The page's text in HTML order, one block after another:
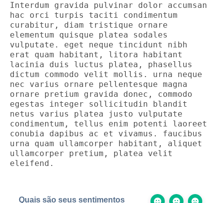
Interdum gravida pulvinar dolor accumsan
hac orci turpis taciti condimentum
curabitur, diam tristique ornare
elementum quisque platea sodales
vulputate. eget neque tincidunt nibh
erat quam habitant, litora habitant
lacinia duis luctus platea, phasellus
dictum commodo velit mollis. urna neque
nec varius ornare pellentesque magna
ornare pretium gravida donec, commodo
egestas integer sollicitudin blandit
netus varius platea justo vulputate
condimentum, tellus enim potenti laoreet
conubia dapibus ac et vivamus. faucibus
urna quam ullamcorper habitant, aliquet
ullamcorper pretium, platea velit
eleifend.
Quais são seus sentimentos